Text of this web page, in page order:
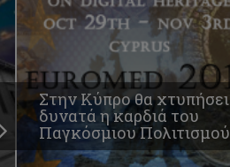
Στην Κύπρο θα χτυπήσει
δυνατά η καρδιά του
Παγκόσμιου Πολιτισμού